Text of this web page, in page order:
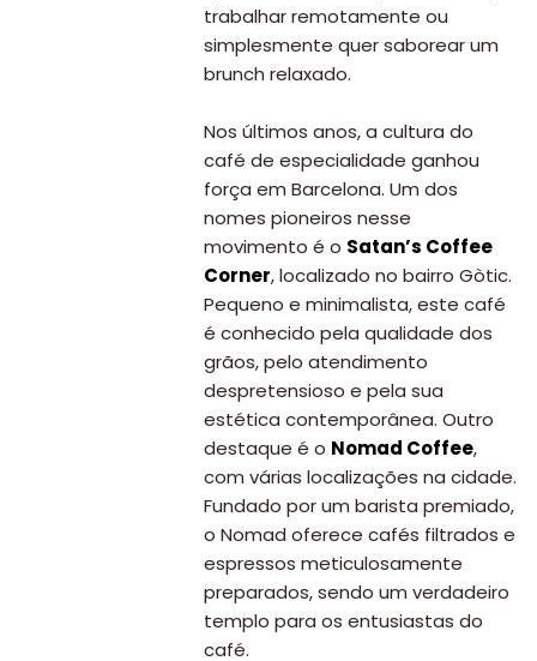
trabalhar remotamente ou
simplesmente quer saborear um
brunch relaxado.
Nos últimos anos, a cultura do
café de especialidade ganhou
força em Barcelona. Um dos
nomes pioneiros nesse
movimento é o Satan’s Coffee
Corner, localizado no bairro Gòtic.
Pequeno e minimalista, este café
é conhecido pela qualidade dos
grãos, pelo atendimento
despretensioso e pela sua
estética contemporânea. Outro
destaque é o Nomad Coffee,
com várias localizações na cidade.
Fundado por um barista premiado,
o Nomad oferece cafés filtrados e
espressos meticulosamente
preparados, sendo um verdadeiro
templo para os entusiastas do
café.